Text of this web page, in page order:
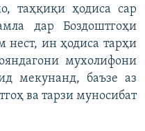
таҳқиқи ҳодиса сар
дар Боздоштгоҳи
ин ҳодиса тарҳи
мухолифони
мекунанд, баъзе аз
ва тарзи муносибат